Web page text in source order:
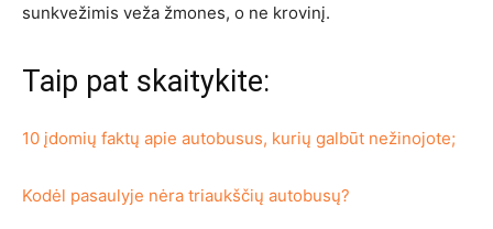
sunkvežimis veža žmones, o ne krovinį.
Taip pat skaitykite:
10 įdomių faktų apie autobusus, kurių galbūt nežinojote;
Kodėl pasaulyje nėra triaukščių autobusų?